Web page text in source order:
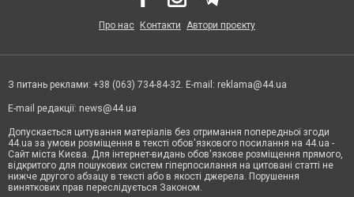
Про нас Контакти Автори проєкту
З питань реклами: +38 (063) 734-84-32. E-mail: reklama@44.ua
E-mail редакції: news@44.ua
Допускається цитування матеріалів без отримання попередньої згоди
44.ua за умови розміщення в тексті обов'язкового посилання на 44.ua -
Сайт міста Києва. Для інтернет-видань обов'язкове розміщення прямого,
відкритого для пошукових систем гіперпосилання на цитовані статті не
нижче другого абзацу в тексті або в якості джерела. Порушення
виняткових прав переслідується Законом.